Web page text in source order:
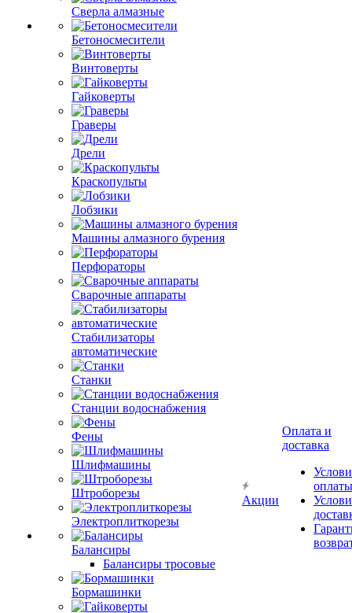
Сверла алмазные
Бетоносмесители
Винтоверты
Гайковерты
Граверы
Дрели
Краскопульты
Лобзики
Машины алмазного бурения
Перфораторы
Сварочные аппараты
Стабилизаторы
автоматические
Станки
Станции водоснабжения
Фены
Шлифмашины
Штроборезы
Электроплиткорезы
Балансиры
Балансиры тросовые
Бормашинки
Акции
Оплата и
доставка
оплаты